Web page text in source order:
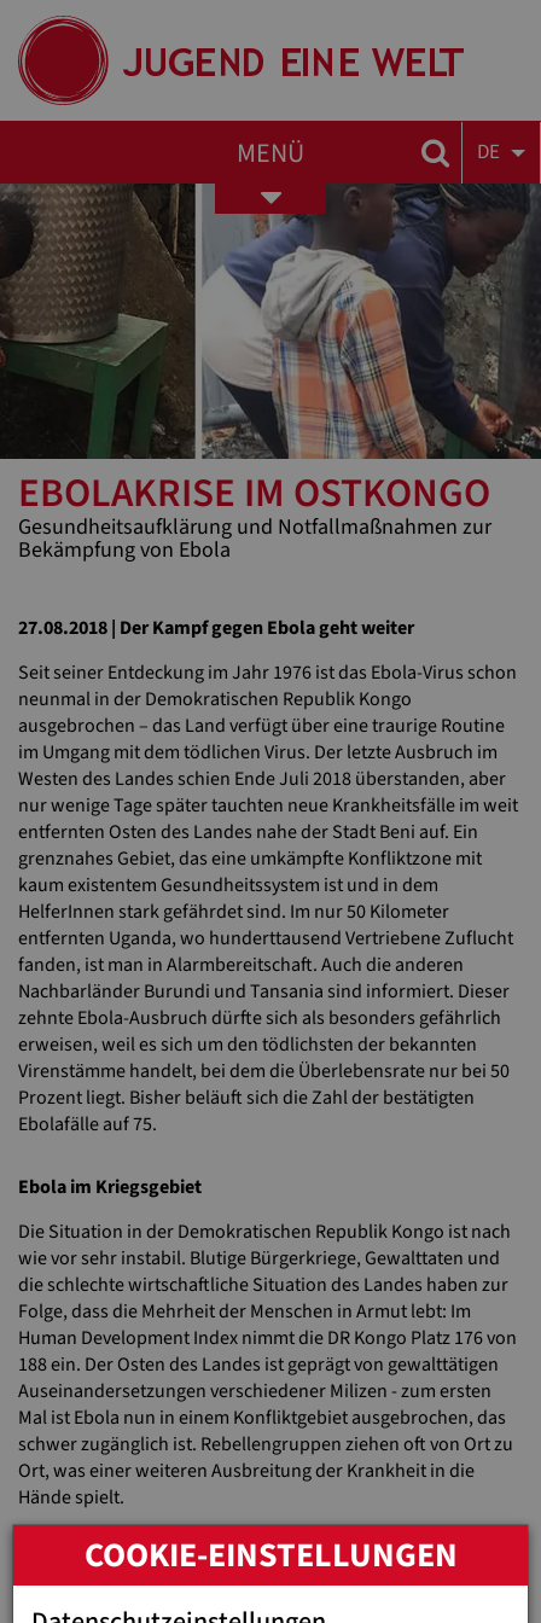
MENÜ DE
Toggle
navigation
EBOLAKRISE IM OSTKONGO
Gesundheitsaufklärung und Notfallmaßnahmen zur
Bekämpfung von Ebola
27.08.2018 | Der Kampf gegen Ebola geht weiter
Seit seiner Entdeckung im Jahr 1976 ist das Ebola-Virus schon
neunmal in der Demokratischen Republik Kongo
ausgebrochen – das Land verfügt über eine traurige Routine
im Umgang mit dem tödlichen Virus. Der letzte Ausbruch im
Westen des Landes schien Ende Juli 2018 überstanden, aber
nur wenige Tage später tauchten neue Krankheitsfälle im weit
entfernten Osten des Landes nahe der Stadt Beni auf. Ein
grenznahes Gebiet, das eine umkämpfte Konfliktzone mit
kaum existentem Gesundheitssystem ist und in dem
HelferInnen stark gefährdet sind. Im nur 50 Kilometer
entfernten Uganda, wo hunderttausend Vertriebene Zuflucht
fanden, ist man in Alarmbereitschaft. Auch die anderen
Nachbarländer Burundi und Tansania sind informiert. Dieser
zehnte Ebola-Ausbruch dürfte sich als besonders gefährlich
erweisen, weil es sich um den tödlichsten der bekannten
Virenstämme handelt, bei dem die Überlebensrate nur bei 50
Prozent liegt. Bisher beläuft sich die Zahl der bestätigten
Ebolafälle auf 75.
Ebola im Kriegsgebiet
Die Situation in der Demokratischen Republik Kongo ist nach
wie vor sehr instabil. Blutige Bürgerkriege, Gewalttaten und
die schlechte wirtschaftliche Situation des Landes haben zur
Folge, dass die Mehrheit der Menschen in Armut lebt: Im
Human Development Index nimmt die DR Kongo Platz 176 von
188 ein. Der Osten des Landes ist geprägt von gewalttätigen
Auseinandersetzungen verschiedener Milizen - zum ersten
Mal ist Ebola nun in einem Konfliktgebiet ausgebrochen, das
schwer zugänglich ist. Rebellengruppen ziehen oft von Ort zu
Ort, was einer weiteren Ausbreitung der Krankheit in die
Hände spielt.
Existentielle Gesundheitsaufklärung
Befürchtet werden ähnliche Folgen wie bei der verheerenden
Ebola-Epidemie in Westafrika in den Jahren 2013 bis 2016, bei
COOKIE-EINSTELLUNGEN